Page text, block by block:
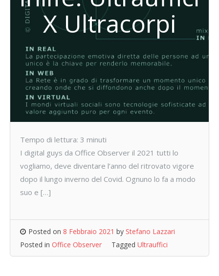
X Ultracorpi
Tempo di lettura: 3 minuti
I digital guys da Office Observer il 2021 tutti lo
vogliamo, deve diventare l’anno del ritrovato vigore
dopo il lungo inverno del Covid. Ognuno lo fa a modo
suo e […]
Posted on 8 Febbraio 2021 by Stefano Lazzari
Posted in Office Observer Tagged Ultrauffici